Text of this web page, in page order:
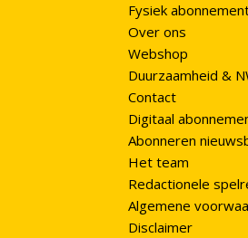
Fysiek
Over ons
Webshop
Duurzaamheid &
Contact
Digitaal
Abonneren
Het team
Redactionele
Algemene
Disclaimer